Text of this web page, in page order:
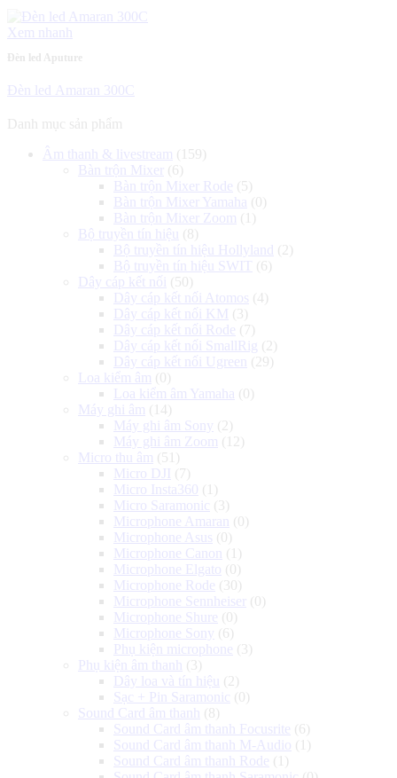
là:
tại
Xem nhanh
Đèn led Aputure
Đèn led Amaran 300C
Danh mục sản phẩm
Âm thanh & livestream (159)
Bàn trộn Mixer
(6)
Bàn trộn Mixer Rode (5)
Bàn trộn Mixer Yamaha (0)
Bàn trộn Mixer Zoom (1)
Bộ truyền tín hiệu
(8)
Bộ truyền tín hiệu Hollyland
(2)
Bộ truyền tín hiệu SWIT (6)
Dây cáp kết nối (50)
Dây cáp kết nối Atomos (4)
Dây cáp kết nối KM (3)
Dây cáp kết nối Rode (7)
Dây cáp kết nối SmallRig (2)
Dây cáp kết nối Ugreen
(29)
Loa kiểm âm (0)
Loa kiểm âm Yamaha (0)
Máy ghi âm (14)
Máy ghi âm Sony (2)
Máy ghi âm Zoom (12)
Micro thu âm (51)
Micro DJI (7)
Micro Insta360 (1)
Micro Saramonic (3)
Microphone Amaran
(0)
Microphone Asus (0)
Microphone Canon
(1)
Microphone Elgato (0)
Microphone Rode (30)
Microphone Sennheiser
(0)
Microphone Shure (0)
Microphone Sony (6)
Phụ kiện microphone (3)
Phụ kiện âm thanh
(3)
Dây loa và tín hiệu
(2)
Sạc + Pin Saramonic (0)
Sound Card âm thanh
(8)
Sound Card âm thanh Focusrite (6)
Sound Card âm thanh M-Audio (1)
Sound Card âm thanh Rode (1)